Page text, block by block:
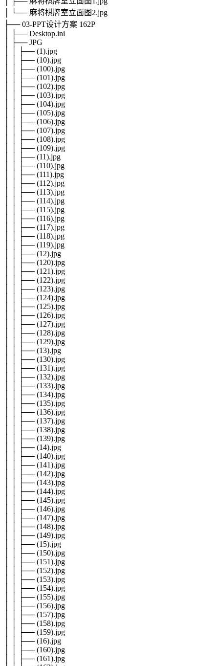
│ └── 麻将棋牌室立面图2.jpg
├── 03-PPT设计方案 162P
│ ├── Desktop.ini
│ ├── JPG
│ │ ├── (1).jpg
│ │ ├── (10).jpg
│ │ ├── (100).jpg
│ │ ├── (101).jpg
│ │ ├── (102).jpg
│ │ ├── (103).jpg
│ │ ├── (104).jpg
│ │ ├── (105).jpg
│ │ ├── (106).jpg
│ │ ├── (107).jpg
│ │ ├── (108).jpg
│ │ ├── (109).jpg
│ │ ├── (11).jpg
│ │ ├── (110).jpg
│ │ ├── (111).jpg
│ │ ├── (112).jpg
│ │ ├── (113).jpg
│ │ ├── (114).jpg
│ │ ├── (115).jpg
│ │ ├── (116).jpg
│ │ ├── (117).jpg
│ │ ├── (118).jpg
│ │ ├── (119).jpg
│ │ ├── (12).jpg
│ │ ├── (120).jpg
│ │ ├── (121).jpg
│ │ ├── (122).jpg
│ │ ├── (123).jpg
│ │ ├── (124).jpg
│ │ ├── (125).jpg
│ │ ├── (126).jpg
│ │ ├── (127).jpg
│ │ ├── (128).jpg
│ │ ├── (129).jpg
│ │ ├── (13).jpg
│ │ ├── (130).jpg
│ │ ├── (131).jpg
│ │ ├── (132).jpg
│ │ ├── (133).jpg
│ │ ├── (134).jpg
│ │ ├── (135).jpg
│ │ ├── (136).jpg
│ │ ├── (137).jpg
│ │ ├── (138).jpg
│ │ ├── (139).jpg
│ │ ├── (14).jpg
│ │ ├── (140).jpg
│ │ ├── (141).jpg
│ │ ├── (142).jpg
│ │ ├── (143).jpg
│ │ ├── (144).jpg
│ │ ├── (145).jpg
│ │ ├── (146).jpg
│ │ ├── (147).jpg
│ │ ├── (148).jpg
│ │ ├── (149).jpg
│ │ ├── (15).jpg
│ │ ├── (150).jpg
│ │ ├── (151).jpg
│ │ ├── (152).jpg
│ │ ├── (153).jpg
│ │ ├── (154).jpg
│ │ ├── (155).jpg
│ │ ├── (156).jpg
│ │ ├── (157).jpg
│ │ ├── (158).jpg
│ │ ├── (159).jpg
│ │ ├── (16).jpg
│ │ ├── (160).jpg
│ │ ├── (161).jpg